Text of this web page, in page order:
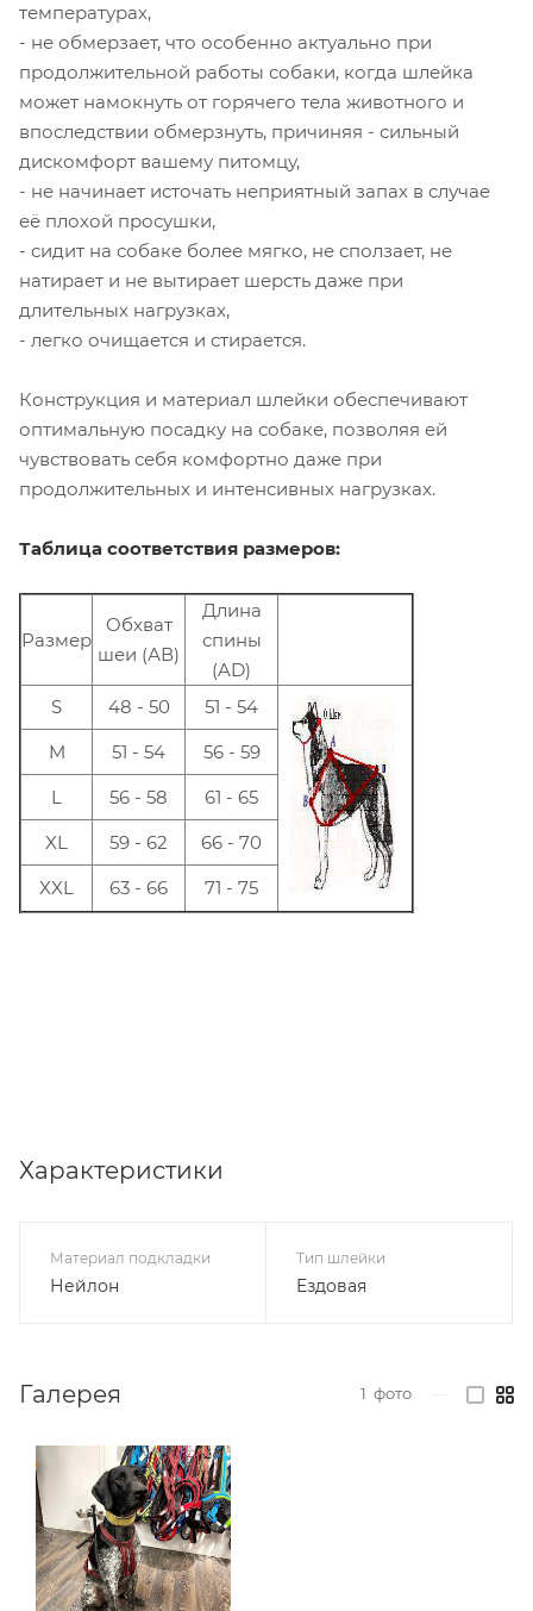
температурах,
- не обмерзает, что особенно актуально при
продолжительной работы собаки, когда шлейка
может намокнуть от горячего тела животного и
впоследствии обмерзнуть, причиняя - сильный
дискомфорт вашему питомцу,
- не начинает источать неприятный запах в случае
её плохой просушки,
- сидит на собаке более мягко, не сползает, не
натирает и не вытирает шерсть даже при
длительных нагрузках,
- легко очищается и стирается.
Конструкция и материал шлейки обеспечивают
оптимальную посадку на собаке, позволяя ей
чувствовать себя комфортно даже при
продолжительных и интенсивных нагрузках.
Таблица соответствия размеров:
Размер
Oбхват
шеи (АВ)
Длина
спины
(AD)
S
48 - 50
51 - 54
M
51 - 54
56 - 59
L
56 - 58
61 - 65
XL
59 - 62
66 - 70
XXL
63 - 66 71 - 75
Характеристики
Материал подкладки
Нейлон
Тип шлейки
Ездовая
Галерея 1 фото